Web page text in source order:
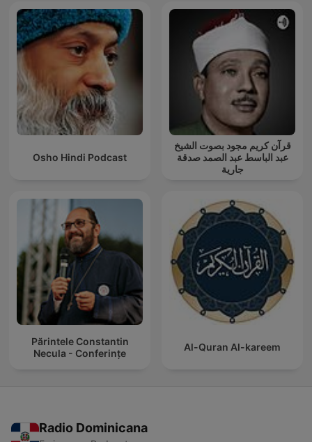
Osho Hindi Podcast
قرآن كريم مجود بصوت الشيخ
عبد الباسط عبد الصمد صدقة
جارية
Părintele Constantin
Necula - Conferințe
Al-Quran Al-kareem
Radio Dominicana